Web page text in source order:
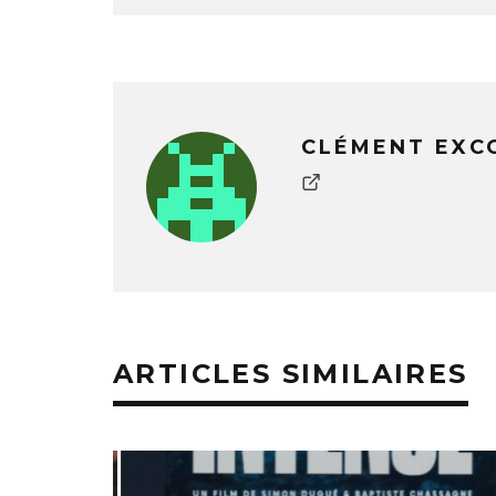
CLÉMENT
ARTICLES SIMILAIRES